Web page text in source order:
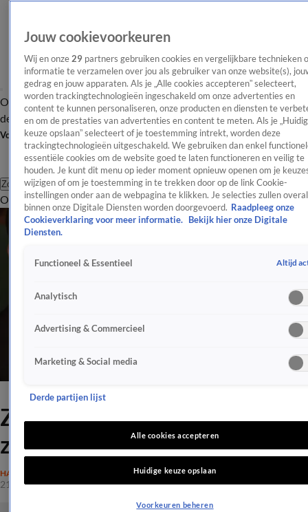
OverzichtAfleveringen Entertainment TV Algemeen
Tip
de redactieNieuwsbrief
Volg Shownieuws
Zoeken
OverzichtEntertainmentSpraakmakendRealityCrimeVideo's
Zó trots is André Hazes op
zijn moeder Rachel
HAZES
21 mei 2021, 10:46
Jouw cookievoorkeuren
Wij en onze 29 partners gebruiken cookies en vergelijkbare technieken
informatie te verzamelen over jou als gebruiker van onze website(s),
gedrag en jouw apparaten. Als je „Alle cookies accepteren” selecteert,
worden trackingtechnologieën ingeschakeld om onze advertenties en
content te kunnen personaliseren, onze producten en diensten te
en om de prestaties van advertenties en content te meten. Als je
keuze opslaan” selecteert of je toestemming intrekt, worden deze
trackingtechnologieën uitgeschakeld. We gebruiken dan enkel
essentiële cookies om de website goed te laten functioneren en veilig te
houden. Je kunt dit menu op ieder moment opnieuw openen om je
wijzigen of om je toestemming in te trekken door op de link Cookie-
instellingen onder aan de webpagina te klikken. Je selecties zullen overal
binnen onze Digitale Diensten worden doorgevoerd. Raadpleeg onze
Cookieverklaring voor meer informatie.
Bekijk hier onze Digitale
Diensten.
Functioneel & Essentieel Altijd
Analytisch
Advertising & Commercieel
Marketing & Social media
Derde partijen lijst
Alle cookies accepteren
Huidige keuze opslaan
Voorkeuren beheren